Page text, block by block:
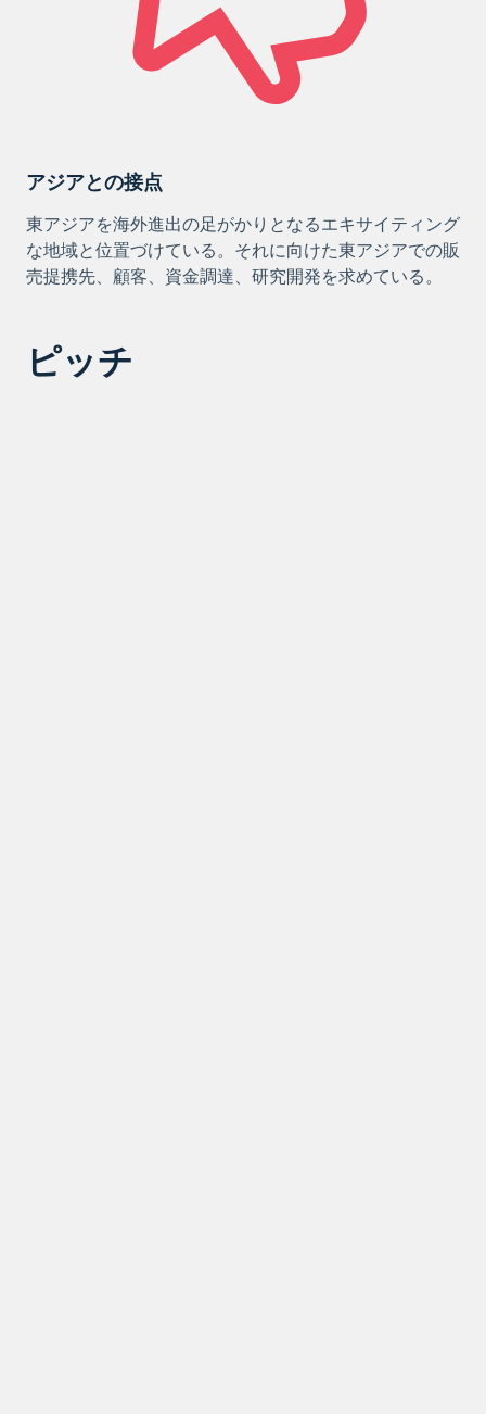
アジアとの接点
東アジアを海外進出の足がかりとなるエキサイティング
な地域と位置づけている。それに向けた東アジアでの販
売提携先、顧客、資金調達、研究開発を求めている。
ピッチ